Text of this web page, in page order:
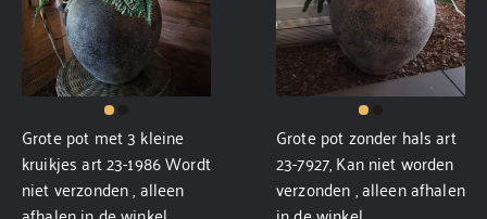
Grote pot met 3 kleine
kruikjes art 23-1986 Wordt
niet verzonden , alleen
Grote pot zonder hals art
23-7927, Kan niet worden
verzonden , alleen afhalen